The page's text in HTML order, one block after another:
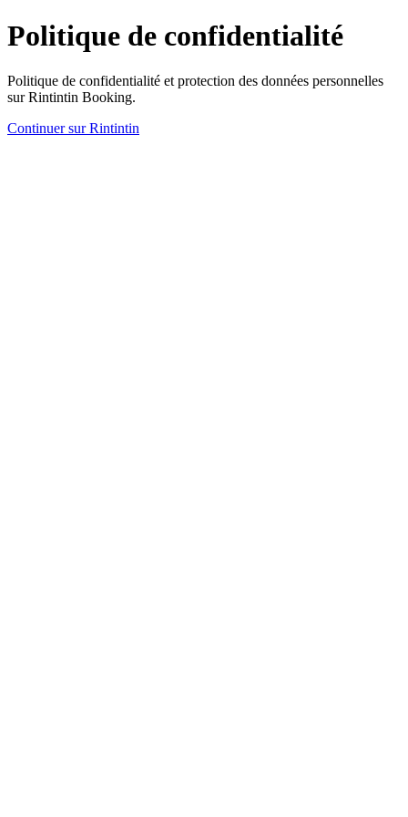
Politique de confidentialité
Politique de confidentialité et protection des données personnelles
sur Rintintin Booking.
Continuer sur Rintintin